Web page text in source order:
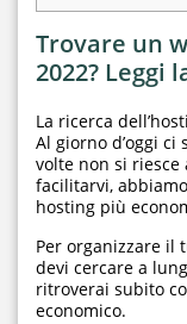
Trovare un
2022? Leggi
La ricerca
Al giorno d’oggi
volte non si
facilitarvi,
hosting più
Per organizzare il
devi cercare a
ritroverai subito
economico.